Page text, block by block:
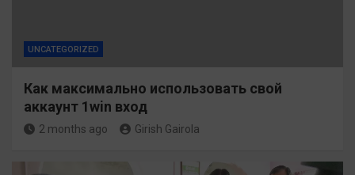
UNCATEGORIZED
Как максимально использовать свой
аккаунт 1win вход
2 months ago Girish Gairola